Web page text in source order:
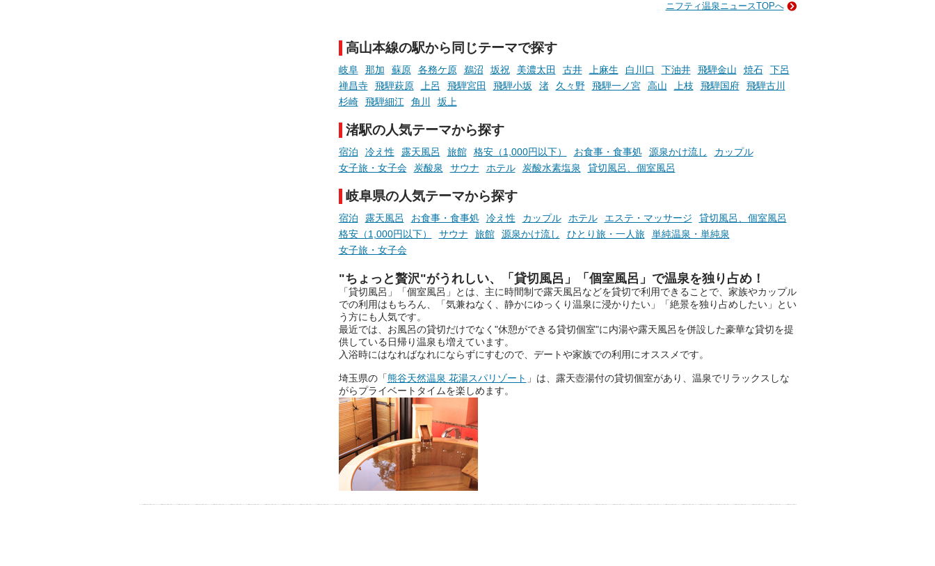
まったスポットが続々登場して
います。
現地取材記事もあわせて紹介し
ていますので、気になる施設は
ぜひチェックして次のおでかけ
先の参考にしてみてください
手相やタロットなど気軽に楽し
める占いで、“ととのう”おふろ
時間を、もっと特別に。
GIFT500円分をプレゼントい
ニフティ温泉ニュースTOPへ
高山本線の駅から同じテーマで探す
岐阜 那加 蘇原 各務ケ原 鵜沼 坂祝 美濃太田 古井 上麻生 白川口 下油井 飛騨金山 焼石
下呂
禅昌寺
飛騨萩原 上呂 飛騨宮田 飛騨小坂 渚 久々野 飛騨一ノ宮 高山 上枝 飛騨国府
飛騨古川
杉崎
飛騨細江 角川 坂上
渚駅の人気テーマから探す
宿泊 冷え性 露天風呂 旅館 格安（1,000円以下） お食事・食事処 源泉かけ流し
カップル
女子旅・女子会
炭酸泉 サウナ ホテル 炭酸水素塩泉 貸切風呂、個室風呂
岐阜県の人気テーマから探す
宿泊 露天風呂 お食事・食事処 冷え性 カップル ホテル エステ・マッサージ
貸切風呂、個室風呂
格安（1,000円以下）
サウナ 旅館 源泉かけ流し ひとり旅・一人旅
単純温泉・単純泉
女子旅・女子会
"ちょっと贅沢"がうれしい、「貸切風呂」「個室風呂」で温泉を独り占め！
「貸切風呂」「個室風呂」とは、主に時間制で露天風呂などを貸切で利用できることで、家族やカップル
での利用はもちろん、「気兼ねなく、静かにゆっくり温泉に浸かりたい」「絶景を独り占めしたい」とい
う方にも人気です。
最近では、お風呂の貸切だけでなく"休憩ができる貸切個室"に内湯や露天風呂を併設した豪華な貸切を提
供している日帰り温泉も増えています。
入浴時にはなればなれにならずにすむので、デートや家族での利用にオススメです。
埼玉県の「熊谷天然温泉 花湯スパリゾート 」は、露天壺湯付の貸切個室があり、温泉でリラックスしな
がらプライベートタイムを楽しめます。